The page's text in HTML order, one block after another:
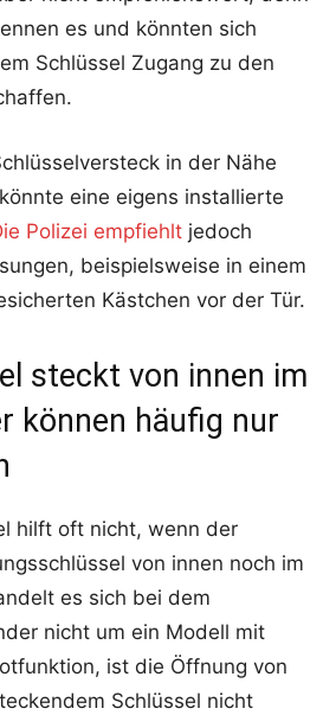
es und könnten sich
Schlüssel Zugang zu den
in der Nähe
eine eigens installierte
Polizei empfiehlt jedoch
beispielsweise in einem
Kästchen vor der Tür.
steckt von innen im
können häufig nur
hilft oft nicht, wenn der
von innen noch im
es sich bei dem
nicht um ein Modell mit
ist die Öffnung von
Schlüssel nicht